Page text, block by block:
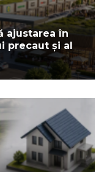
ajustarea în
precaut și al